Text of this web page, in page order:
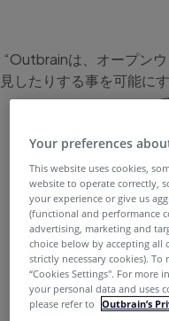
“Outbrainは、オープン
見したりする事を可能に
Outbrainは、パブ
ックの基盤の一部
Your preferences
This website uses cookies,
website to operate correctly,
your experience or give us
(functional and performance
advertising, marketing and
choice below by accepting all
strictly necessary cookies).
“Cookies Settings''. For more
your personal data and uses
please refer to
Outbrain’s